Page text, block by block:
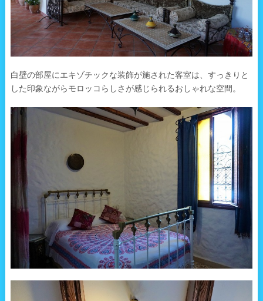
白壁の部屋にエキゾチックな装飾が施された客室は、すっきりと
した印象ながらモロッコらしさが感じられるおしゃれな空間。